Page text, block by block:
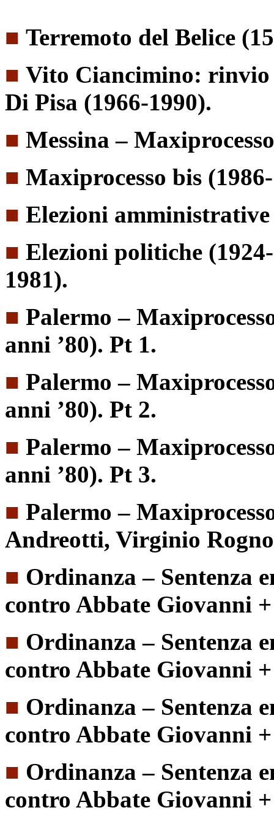
■ Terremoto del Belice
■ Vito Ciancimino: rinvio
Di Pisa (1966-1990).
■ Messina –
■ Maxiprocesso bis
■ Elezioni amministrative
■ Elezioni politiche
1981).
■ Palermo –
anni ’80). Pt 1.
■ Palermo –
anni ’80). Pt 2.
■ Palermo –
anni ’80). Pt 3.
■ Palermo –
Andreotti, Virginio
■ Ordinanza – Sentenza
contro Abbate Giovanni
■ Ordinanza – Sentenza
contro Abbate Giovanni
■ Ordinanza – Sentenza
contro Abbate Giovanni
■ Ordinanza – Sentenza
contro Abbate Giovanni